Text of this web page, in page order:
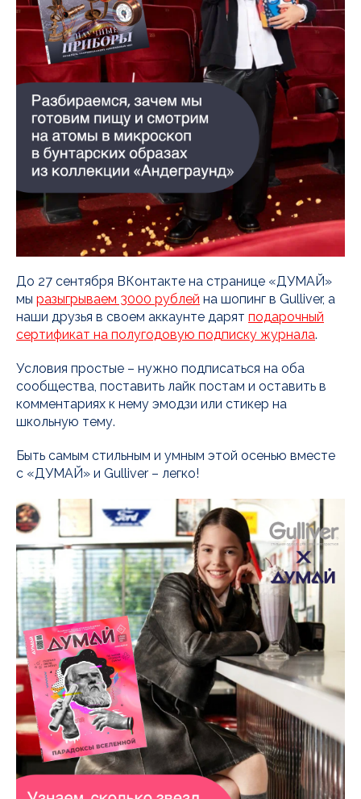
До 27 сентября ВКонтакте на странице «ДУМАЙ»
мы разыгрываем 3000 рублей на шопинг в Gulliver, а
наши друзья в своем аккаунте дарят подарочный
сертификат на полугодовую подписку журнала.
Условия простые – нужно подписаться на оба
сообщества, поставить лайк постам и оставить в
комментариях к нему эмодзи или стикер на
школьную тему.
Быть самым стильным и умным этой осенью вместе
с «ДУМАЙ» и Gulliver – легко!